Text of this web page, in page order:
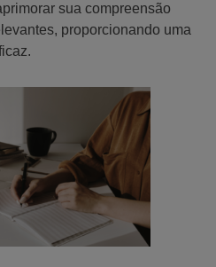
sua compreensão
proporcionando uma